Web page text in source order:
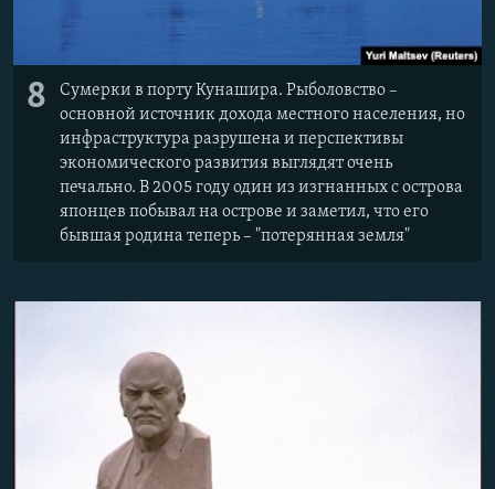
8
Сумерки в порту Кунашира. Рыболовство –
основной источник дохода местного населения, но
инфраструктура разрушена и перспективы
экономического развития выглядят очень
печально. В 2005 году один из изгнанных с острова
японцев побывал на острове и заметил, что его
бывшая родина теперь – "потерянная земля"